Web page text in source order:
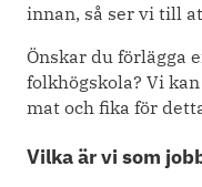
innan, så ser vi till
Önskar du förlägga
folkhögskola? Vi
mat och fika för
Vilka är vi som